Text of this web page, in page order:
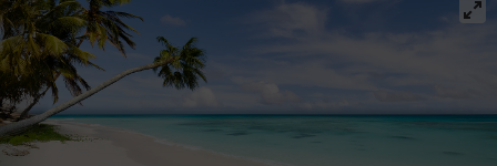
Inspírate
miel en